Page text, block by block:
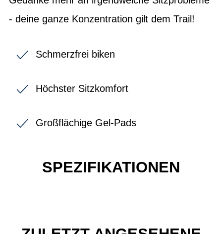
- deine ganze Konzentration gilt dem Trail!
Schmerzfrei biken
Höchster Sitzkomfort
Großflächige Gel-Pads
SPEZIFIKATIONEN